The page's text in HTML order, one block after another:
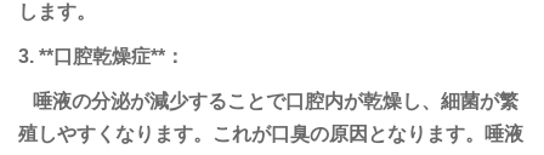
します。
3. **口腔乾燥症**：
唾液の分泌が減少することで口腔内が乾燥し、細菌が繁
殖しやすくなります。これが口臭の原因となります。唾液